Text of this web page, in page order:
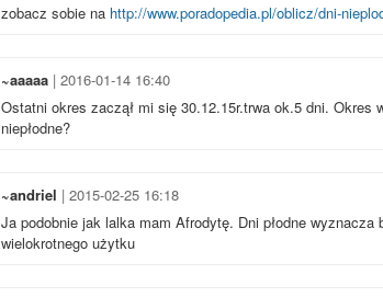
zobacz sobie na http://www.poradopedia.pl/oblicz/dni-
~aaaaa | 2016-01-14 16:40
Ostatni okres zaczął mi się 30.12.15r.trwa ok.5 dni. Okres
niepłodne?
~andriel | 2015-02-25 16:18
Ja podobnie jak lalka mam Afrodytę. Dni płodne
wielokrotnego użytku